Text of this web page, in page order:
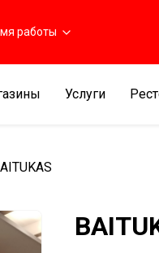
работы
Услуги